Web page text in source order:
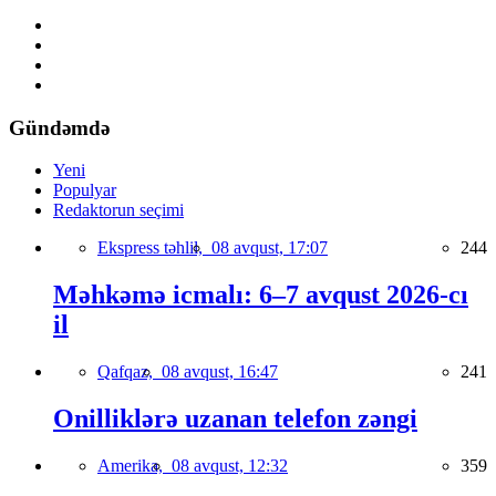
Gündəmdə
Yeni
Populyar
Redaktorun seçimi
Ekspress təhlil, 08 avqust, 17:07 244
Məhkəmə icmalı: 6–7 avqust 2026-cı
il
Qafqaz, 08 avqust, 16:47 241
Onilliklərə uzanan telefon zəngi
Amerika, 08 avqust, 12:32 359